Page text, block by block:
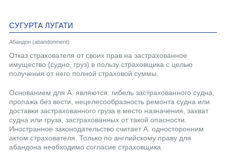
СУГУРТА ЛУГАТИ
Абандон (abandonment)
Отказ страхователя от своих прав на застрахованное
имущество (судно, груз) в пользу страховщика с целью
получения от него полной страховой суммы.
Основанием для А. являются: гибель застрахованного судна,
пропажа без вести, нецелесообразность ремонта судна или
доставки застрахованного груза в место назначения, захват
судна или груза, застрахованных от такой опасности.
Иностранное законодательство считает А. односторонним
актом страхователя. Только по английскому праву для
абандона необходимо согласие страховщика.